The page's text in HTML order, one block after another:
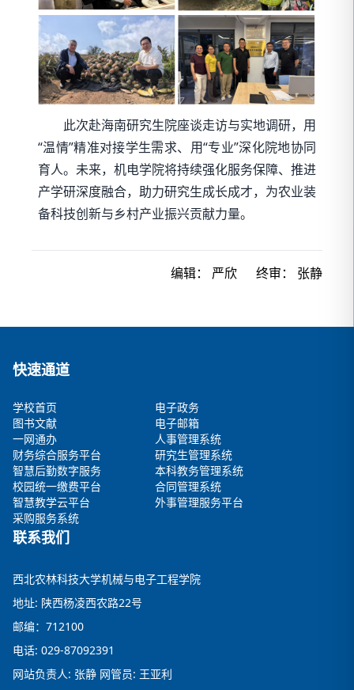
此次赴海南研究生院座谈走访与实地调研，用
“温情”精准对接学生需求、用“专业”深化院地协同
育人。未来，机电学院将持续强化服务保障、推进
产学研深度融合，助力研究生成长成才，为农业装
备科技创新与乡村产业振兴贡献力量。
编辑： 严欣 终审： 张静
快速通道
学校首页
电子政务
图书文献
电子邮箱
一网通办
人事管理系统
财务综合服务平台
研究生管理系统
智慧后勤数字服务
本科教务管理系统
校园统一缴费平台
合同管理系统
智慧教学云平台
外事管理服务平台
采购服务系统
联系我们
西北农林科技大学机械与电子工程学院
地址: 陕西杨凌西农路22号
邮编：712100
电话: 029-87092391
网站负责人: 张静 网管员: 王亚利